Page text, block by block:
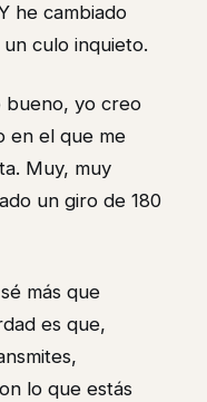
he cambiado
culo inquieto.
bueno, yo creo
en el que me
Muy, muy
un giro de 180
más que
es que,
lo que estás